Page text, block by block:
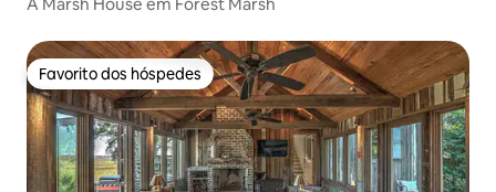
Favorito dos hóspedes
Favorito dos hóspedes